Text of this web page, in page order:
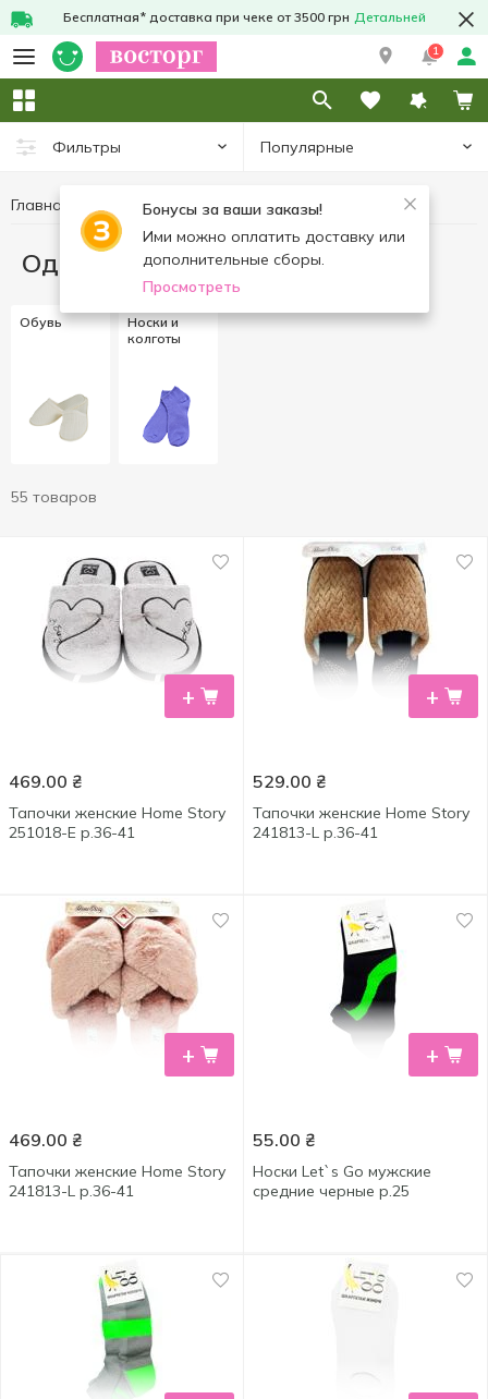
Бесплатная* доставка при чеке от 3500 грн Детальней
1
Фильтры Популярные
Бонусы за ваши заказы!
Ими можно оплатить доставку или
дополнительные сборы.
Просмотреть
Главная Одежда и обувь
Одежда и обувь
Обувь
Носки и
колготы
55 товаров
+
469.00 ₴
Тапочки женские Home Story
251018-Е р.36-41
+
529.00 ₴
Тапочки женские Home Story
241813-L р.36-41
+
469.00 ₴
Тапочки женские Home Story
241813-L р.36-41
+
55.00 ₴
Носки Let`s Go мужские
средние черные р.25